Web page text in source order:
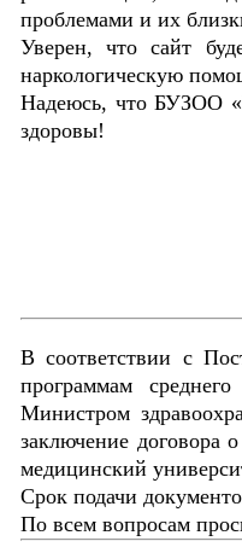
проблемами и их
Уверен, что сайт
наркологическую
Надеюсь, что БУЗОО
здоровы!
В соответствии с
программам
Министром
заключение договора
медицинский
Срок подачи
По всем вопросам